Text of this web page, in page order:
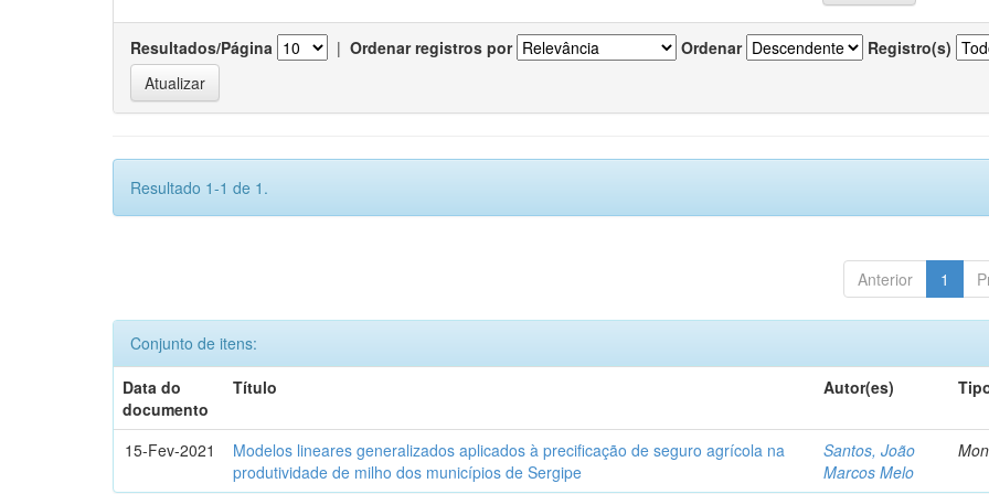
Resultados/Página | Ordenar registros por Ordenar Registro(s)
Resultado 1-1 de 1.
Anterior 1
Conjunto de itens:
Data do
documento
Título Autor(es)
15-Fev-2021
Modelos lineares generalizados aplicados à precificação de seguro agrícola na
produtividade de milho dos municípios de Sergipe
Santos, João
Marcos Melo